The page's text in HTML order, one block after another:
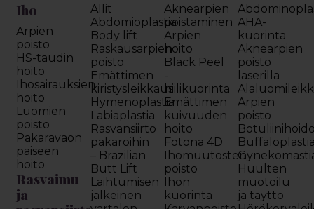
Iho
Arpien
poisto
HS-taudin
hoito
Ihosairauksien
hoito
Luomien
poisto
Pakaravaon
paiseen
hoito
Rasvaimu
ja
Allit
Abdomioplastia
Body lift
Raskausarpien
poisto
Emättimen
kiristysleikkaus
Hymenoplastia
Labiaplastia
Rasvansiirto
pakaroihin
– Brazilian
Butt Lift
Laihtumisen
jälkeinen
Aknearpien
poistaminen
Arpien
hoito
Black Peel
-
hiilikuorinta
Emättimen
kuivuuden
hoito
Fotona 4D
Ihomuutosten
poisto
Ihon
kuorinta
AHA-
kuorinta
Aknearpien
poisto
laserilla
Arpien
poisto
Huulten
muotoilu
ja täyttö